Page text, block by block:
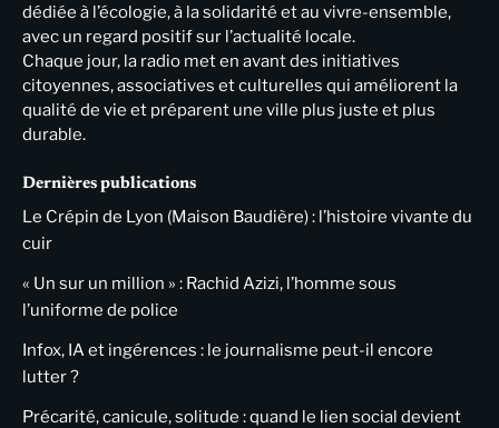
dédiée à l’écologie, à la solidarité et au vivre-ensemble,
avec un regard positif sur l’actualité locale.
Chaque jour, la radio met en avant des initiatives
citoyennes, associatives et culturelles qui améliorent la
qualité de vie et préparent une ville plus juste et plus
durable.
Dernières publications
Le Crépin de Lyon (Maison Baudière) : l’histoire vivante du
cuir
« Un sur un million » : Rachid Azizi, l’homme sous
l’uniforme de police
Infox, IA et ingérences : le journalisme peut-il encore
lutter ?
Précarité, canicule, solitude : quand le lien social devient